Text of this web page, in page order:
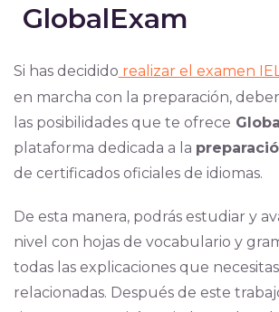
GlobalExam
Si has decidido realizar el examen
en marcha con la preparación,
las posibilidades que te ofrece
plataforma dedicada a la
de certificados oficiales de idiomas.
De esta manera, podrás estudiar y
nivel con hojas de vocabulario y
todas las explicaciones que
relacionadas. Después de este